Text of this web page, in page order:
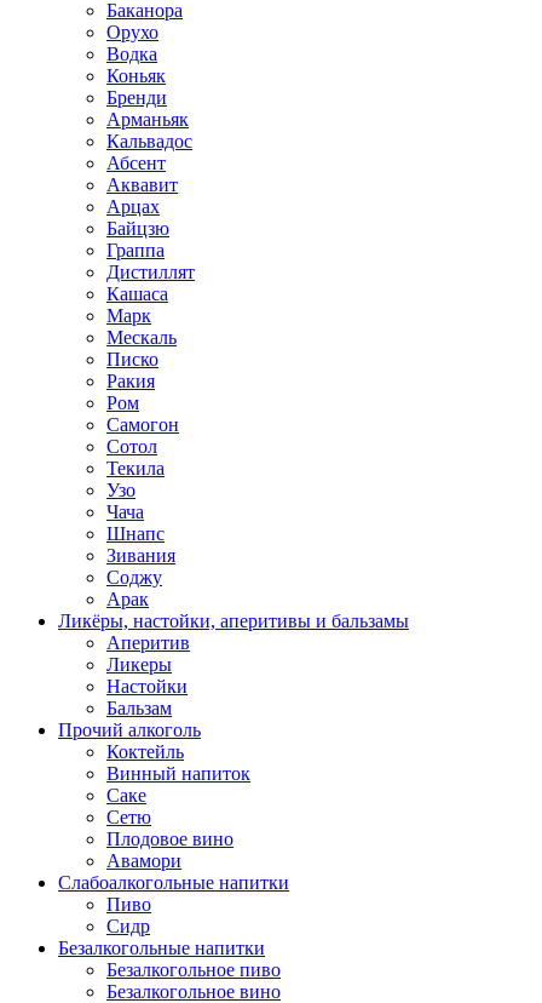
Баканора
Орухо
Водка
Коньяк
Бренди
Арманьяк
Кальвадос
Абсент
Аквавит
Арцах
Байцзю
Граппа
Дистиллят
Кашаса
Марк
Мескаль
Писко
Ракия
Ром
Самогон
Сотол
Текила
Узо
Чача
Шнапс
Зивания
Соджу
Арак
Ликёры, настойки, аперитивы и бальзамы
Аперитив
Ликеры
Настойки
Бальзам
Прочий алкоголь
Коктейль
Винный напиток
Саке
Сетю
Плодовое вино
Авамори
Слабоалкогольные напитки
Пиво
Сидр
Безалкогольные напитки
Безалкогольное пиво
Безалкогольное вино